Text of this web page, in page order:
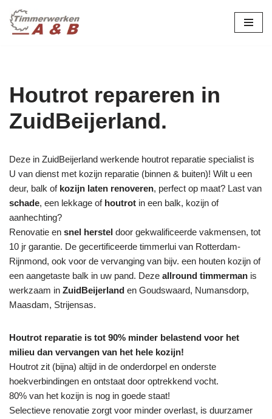
Ga
Houtrot repareren in
ZuidBeijerland.
Deze in ZuidBeijerland werkende houtrot reparatie specialist is
U van dienst met kozijn reparatie (binnen & buiten)! Wilt u een
deur, balk of kozijn laten renoveren, perfect op maat? Last van
schade, een lekkage of houtrot in een balk, kozijn of
aanhechting?
Renovatie en snel herstel door gekwalificeerde vakmensen, tot
10 jr garantie. De gecertificeerde timmerlui van Rotterdam-
Rijnmond, ook voor de vervanging van bijv. een houten kozijn of
een aangetaste balk in uw pand. Deze allround timmerman is
werkzaam in ZuidBeijerland en Goudswaard, Numansdorp,
Maasdam, Strijensas.
Houtrot reparatie is tot 90% minder belastend voor het
milieu dan vervangen van het hele kozijn!
Houtrot zit (bijna) altijd in de onderdorpel en onderste
hoekverbindingen en ontstaat door optrekkend vocht.
80% van het kozijn is nog in goede staat!
Selectieve renovatie zorgt voor minder overlast, is duurzamer